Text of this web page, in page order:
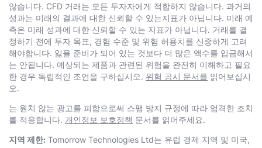
않습니다. CFD 거래는 모든 투자자에게 적합하지 않습니다. 과거의
성과는 미래의 결과에 대한 신뢰할 수 있는지표가 아닙니다. 미래 예
측은 미래 성과에 대한 신뢰할 수 있는 지표가 아닙니다. 거래를 결
정하기 전에 투자 목표, 경험 수준 및 위험 허용치를 신중하게 고려
해야합니다. 잃을 준비가 되어 있는 것보다 더 많은 액수를 입금해서
는 안됩니다. 예상되는 제품과 관련된 위험을 완전히 이해하고 필요
한 경우 독립적인 조언을 구하십시오. 위험 공시 문서를 읽어보십시
오.
는 원치 않는 광고를 피함으로써 스팸 방지 규정에 따라 엄격한 조치
를 적용합니다. 개인정보 보호정책 문서를 읽어주세요.
지역 제한: Тоmоrrоw Technologies Ltd는 유럽 경제 지역 및 미국,